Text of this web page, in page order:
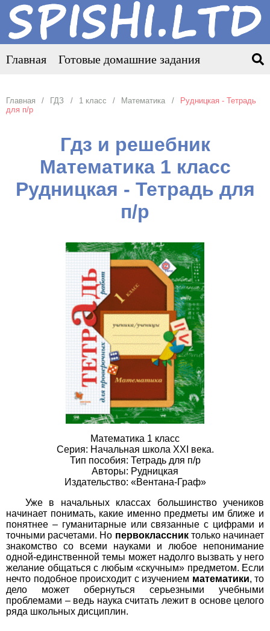
Главная Готовые домашние задания
Главная ГДЗ 1 класс Математика
Рудницкая - Тетрадь
для п/р
Гдз и решебник
Математика 1 класс
Рудницкая - Тетрадь для
п/р
Математика 1 класс
Серия: Начальная школа XXI века.
Тип пособия: Тетрадь для п/р
Авторы: Рудницкая
Издательство: «Вентана-Граф»
Уже в начальных классах большинство учеников
начинает понимать, какие именно предметы им ближе и
понятнее – гуманитарные или связанные с цифрами и
точными расчетами. Но первоклассниктолько начинает
знакомство со всеми науками и любое непонимание
одной-единственной темы может надолго вызвать у него
желание общаться с любым «скучным» предметом. Если
нечто подобное происходит с изучением математики, то
дело может обернуться серьезными учебными
проблемами – ведь наука считать лежит в основе целого
ряда школьных дисциплин.